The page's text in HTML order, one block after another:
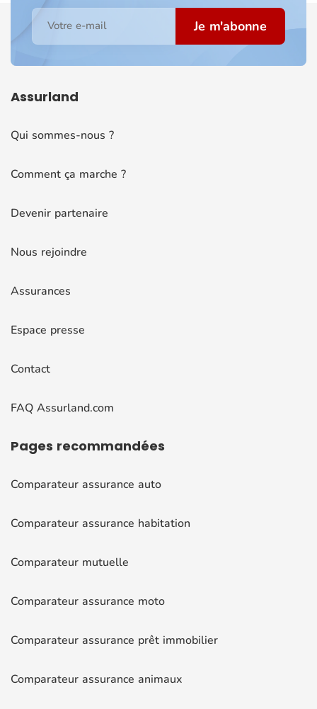
Votre e-mail Je m'abonne
Assurland
Qui sommes-nous ?
Comment ça marche ?
Devenir partenaire
Nous rejoindre
Assurances
Espace presse
Contact
FAQ Assurland.com
Pages recommandées
Comparateur assurance auto
Comparateur assurance habitation
Comparateur mutuelle
Comparateur assurance moto
Comparateur assurance prêt immobilier
Comparateur assurance animaux